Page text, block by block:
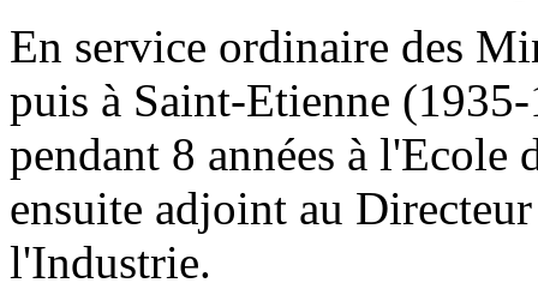
En service ordinaire des
puis à Saint-Etienne
pendant 8 années à
ensuite adjoint au
l'Industrie.